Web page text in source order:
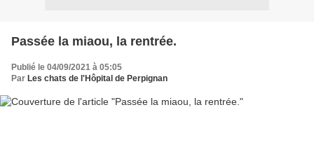
Passée la miaou, la rentrée.
Publié le 04/09/2021 à 05:05
Par Les chats de l'Hôpital de Perpignan